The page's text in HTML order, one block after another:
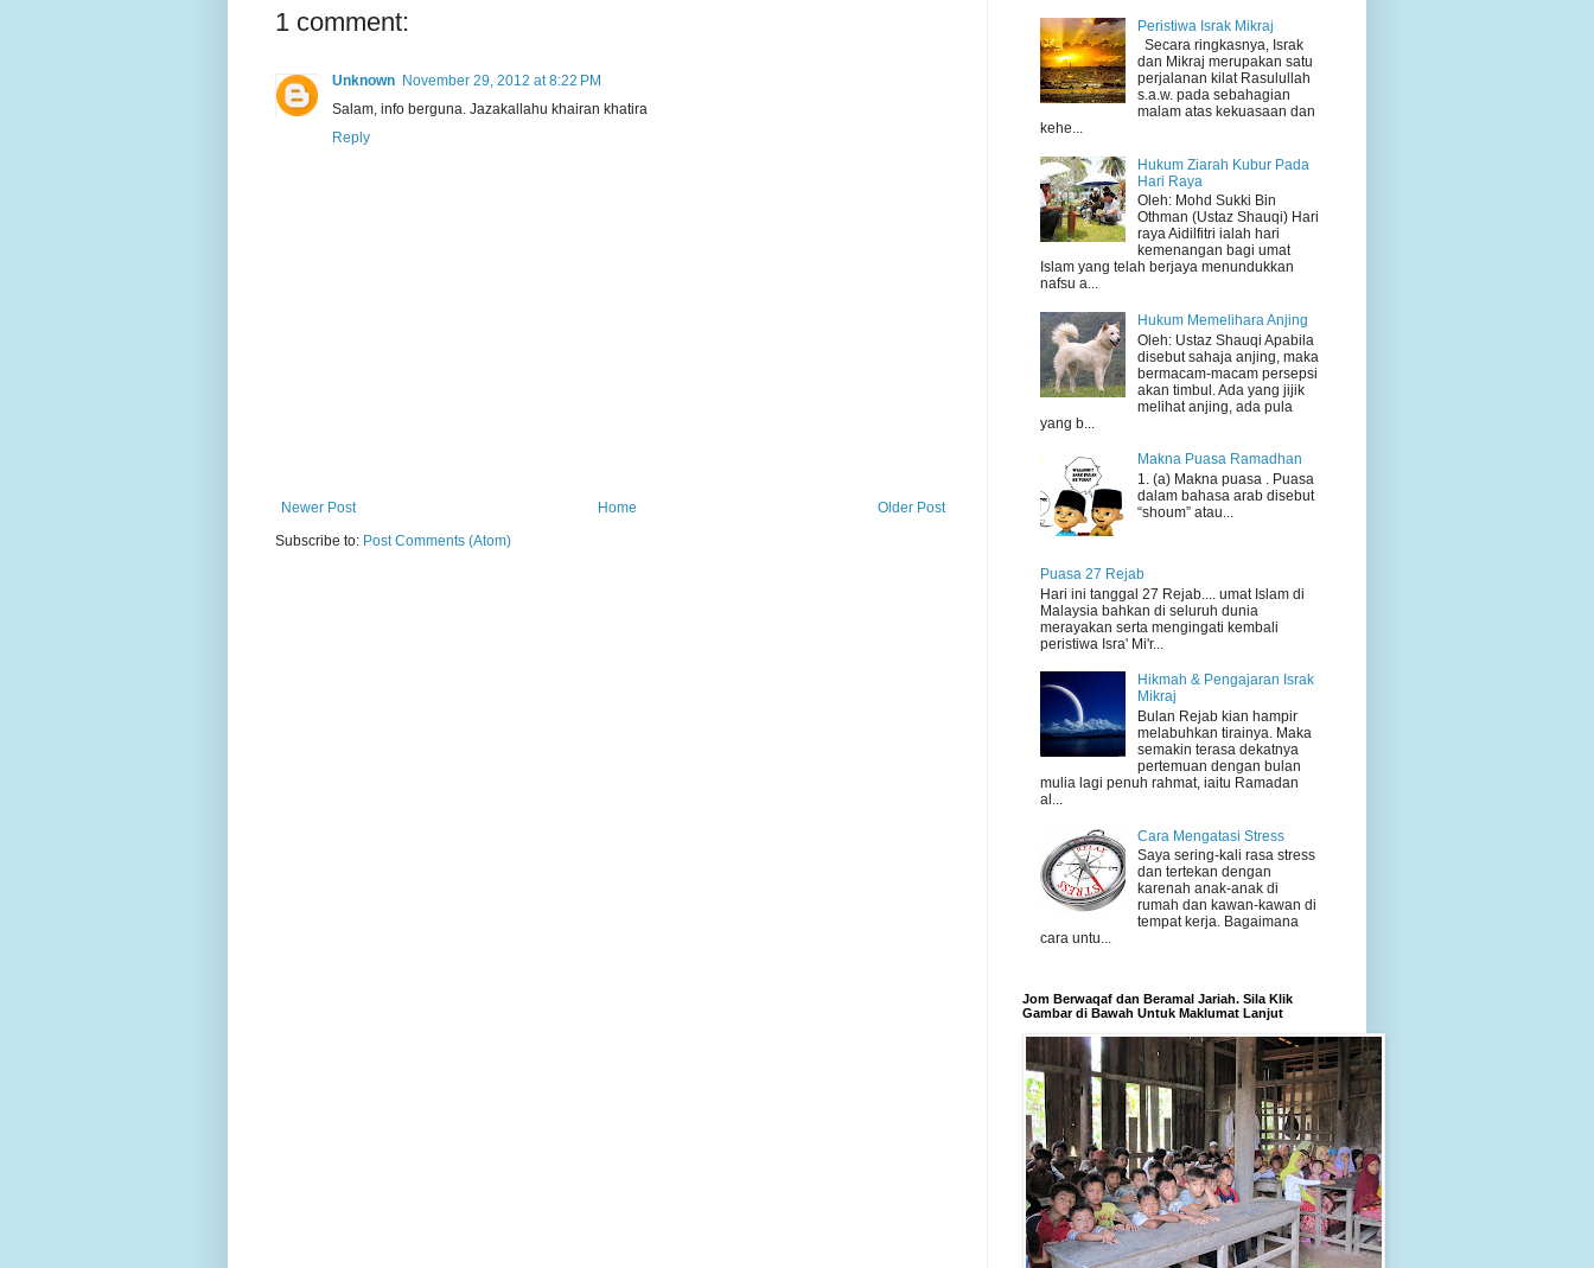
1 comment:
Unknown November 29, 2012 at 8:22 PM
Salam, info berguna. Jazakallahu khairan khatira
Reply
Newer Post Older Post
Home
Subscribe to: Post Comments (Atom)
Peristiwa Israk Mikraj
Secara ringkasnya, Israk
dan Mikraj merupakan satu
perjalanan kilat Rasulullah
s.a.w. pada sebahagian
malam atas kekuasaan dan
kehe...
Hukum Ziarah Kubur Pada
Hari Raya
Oleh: Mohd Sukki Bin
Othman (Ustaz Shauqi) Hari
raya Aidilfitri ialah hari
kemenangan bagi umat
Islam yang telah berjaya menundukkan
nafsu a...
Hukum Memelihara Anjing
Oleh: Ustaz Shauqi Apabila
disebut sahaja anjing, maka
bermacam-macam persepsi
akan timbul. Ada yang jijik
melihat anjing, ada pula
yang b...
Makna Puasa Ramadhan
1. (a) Makna puasa . Puasa
dalam bahasa arab disebut
“shoum” atau...
Puasa 27 Rejab
Hari ini tanggal 27 Rejab.... umat Islam di
Malaysia bahkan di seluruh dunia
merayakan serta mengingati kembali
peristiwa Isra' Mi'r...
Hikmah & Pengajaran Israk
Mikraj
Bulan Rejab kian hampir
melabuhkan tirainya. Maka
semakin terasa dekatnya
pertemuan dengan bulan
mulia lagi penuh rahmat, iaitu Ramadan
al...
Cara Mengatasi Stress
Saya sering-kali rasa stress
dan tertekan dengan
karenah anak-anak di
rumah dan kawan-kawan di
tempat kerja. Bagaimana
cara untu...
Jom Berwaqaf dan Beramal Jariah. Sila Klik
Gambar di Bawah Untuk Maklumat Lanjut